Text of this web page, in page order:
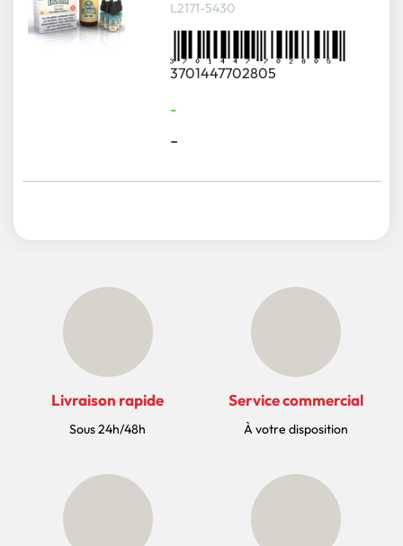
L2171-5430
3701447702805
-
-
Livraison rapide
Sous 24h/48h
Service commercial
À votre disposition